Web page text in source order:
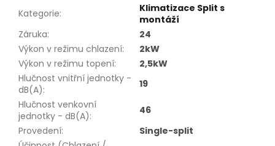
Kategorie:
Klimatizace Split s
montáží
Záruka:
24
Výkon v režimu chlazení:
2kW
Výkon v režimu topení:
2,5kW
Hlučnost vnitřní jednotky -
dB(A):
19
Hlučnost venkovní
jednotky - dB(A):
46
Provedení:
Single-split